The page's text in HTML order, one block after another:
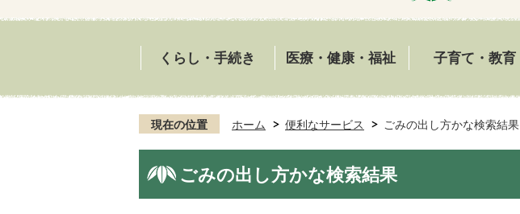
くらし・手続き 医療・健康・福祉 子育て・教育
現在の位置 ホーム 便利なサービス ごみの出し方かな検索結果
ごみの出し方かな検索結果